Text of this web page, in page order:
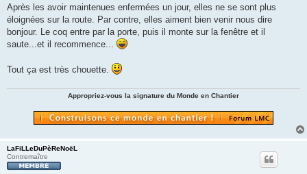
Après les avoir maintenues enfermées un jour, elles ne se sont plus
éloignées sur la route. Par contre, elles aiment bien venir nous dire
bonjour. Le coq entre par la porte, puis il monte sur la fenêtre et il
saute...et il recommence...
Tout ça est très chouette.
Appropriez-vous la signature du Monde en Chantier
LaFiLLeDuPèReNoëL
Contremaître